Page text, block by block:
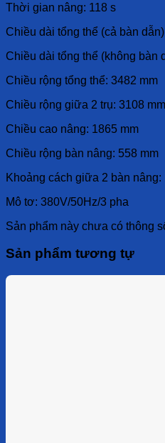
Thời gian nâng: 118 s
Chiều dài tổng thể (cả bàn
Chiều dài tổng thể (không bàn
Chiều rộng tổng thể: 3482 mm
Chiều rộng giữa 2 trụ: 3108 mm
Chiều cao nâng: 1865 mm
Chiều rộng bàn nâng: 558 mm
Khoảng cách giữa 2 bàn nâng:
Mô tơ: 380V/50Hz/3 pha
Sản phẩm này chưa có thông
Sản phẩm tương tự